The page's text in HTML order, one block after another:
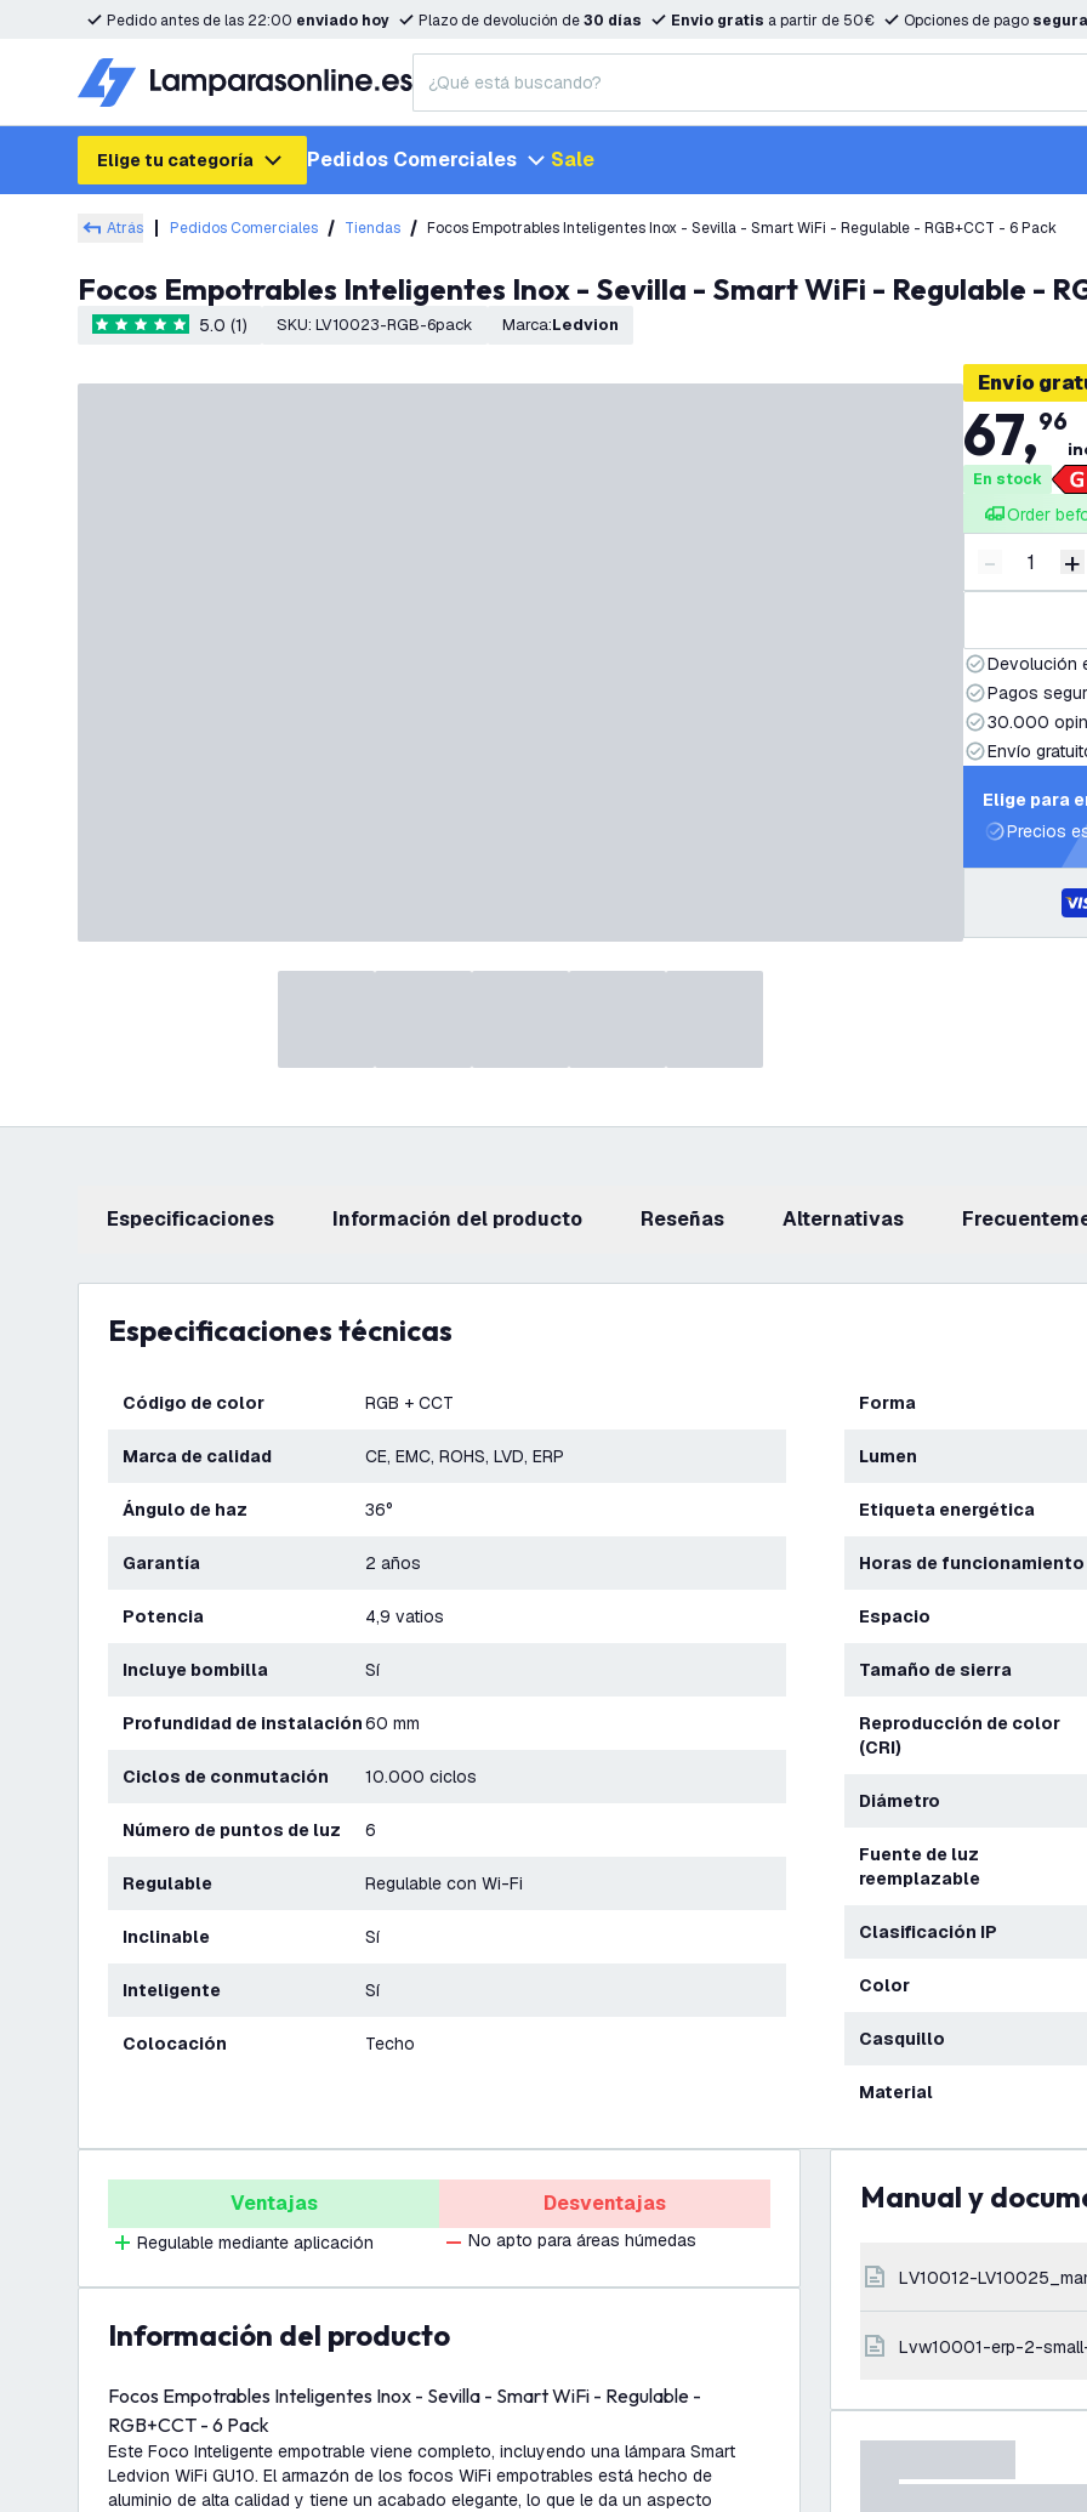
Pedido antes de las 22:00 enviado hoy Plazo de devolución de30 días Envio gratis a partir de 50€ Opciones de pago
Elige tu categoría Pedidos Comerciales Sale
Atrás Pedidos Comerciales Tiendas Focos Empotrables Inteligentes Inox - Sevilla - Smart WiFi - Regulable - RGB+CCT - 6 Pack
Focos Empotrables Inteligentes Inox - Sevilla - Smart WiFi - Regulable -
5 estrellas de puntuación
5.0 (1) SKU: LV10023-RGB-6pack Marca: Ledvion
Envío
67,96
En stock
Order
Disminuir
- +
Devolución
Pagos
30.000
Envío
Elige para
Precios
Especificaciones información del producto reseñas Alternativas
Especificaciones técnicas
Código de color RGB + CCT
Marca de calidad CE, EMC, ROHS, LVD, ERP
Ángulo de haz 36°
Garantía 2 años
Potencia 4,9 vatios
Incluye bombilla Sí
Profundidad de instalación60 mm
Ciclos de conmutación 10.000 ciclos
Número de puntos de luz 6
Regulable Regulable con Wi-Fi
Inclinable Sí
Inteligente Sí
Colocación Techo
Forma
Lumen
Etiqueta energética
Horas de funcionamiento
Espacio
Tamaño de sierra
Reproducción de color
(CRI)
Diámetro
Fuente de luz
reemplazable
Clasificación IP
Color
Casquillo
Material
Ventajas
Regulable mediante aplicación
Desventajas
No apto para áreas húmedas
información del producto
Focos Empotrables Inteligentes Inox - Sevilla - Smart WiFi - Regulable -
RGB+CCT - 6 Pack
Este Foco Inteligente empotrable viene completo, incluyendo una lámpara Smart
Ledvion WiFi GU10. El armazón de los focos WiFi empotrables está hecho de
aluminio de alta calidad y tiene un acabado elegante, lo que le da un aspecto
Manual y
LV10012-
lvw10001-erp-2-